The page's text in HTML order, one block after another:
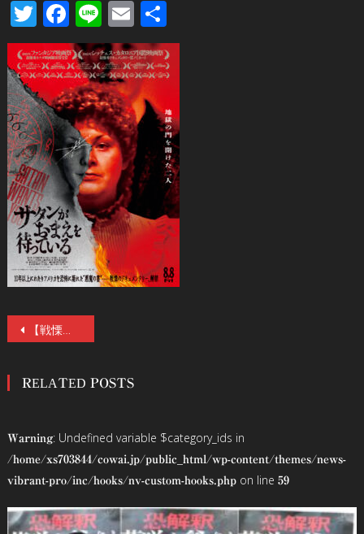
Twitter
Facebook
LineEmail
有
投
ナ
ゲ
ー
シ
【戦慄の本予告編&ポスター&場面写真13点解禁】史上最恐《悪魔の書》に迫るショッキング・ドキュメンタリー『サタンがおまえを待っている』8/8(金)公開！
RELATED POSTS
Warning: Undefined variable $category_ids in
/home/xs703844/cowai.jp/public_html/wp-content/themes/news-
vibrant-pro/inc/hooks/nv-custom-hooks.phpon line 59